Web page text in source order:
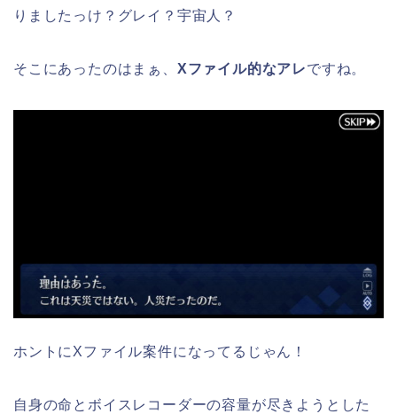
りましたっけ？グレイ？宇宙人？
そこにあったのはまぁ、 Xファイル的なアレですね。
ホントにXファイル案件になってるじゃん！
自身の命とボイスレコーダーの容量が尽きようとした